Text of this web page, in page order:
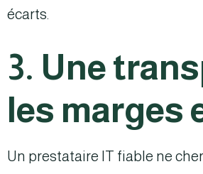
écarts.
3. Une
les marges
Un prestataire IT fiable ne